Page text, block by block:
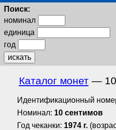
Поиск:
номинал
единица
год
искать
Каталог монет— 10
Идентификационный
Номинал: 10 сентимов
Год чеканки: 1974 г.